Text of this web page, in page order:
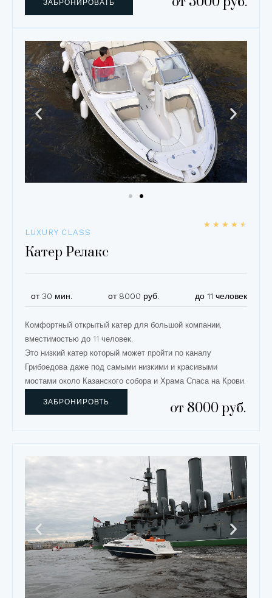
ЗАБРОНИРОВАТЬ
LUXURY CLASS
★ ★ ★ ★ ★
Катер Релакс
от 30 мин. от 8000 руб. до 11 человек
Комфортный открытый катер для большой компании,
вместимостью до 11 человек.
Это низкий катер который может пройти по каналу
Грибоедова даже под самыми низкими и красивыми
мостами около Казанского собора и Храма Спаса на Крови.
ЗАБРОНИРОВТЬ от 8000 руб.